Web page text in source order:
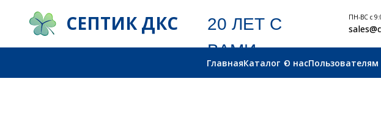
СЕПТИК ДКС sales@dks-
ПН-ВС с 9:00 до 21:00
20 ЛЕТ С
ВАМИ
ГлавнаяКаталог О насПользователям